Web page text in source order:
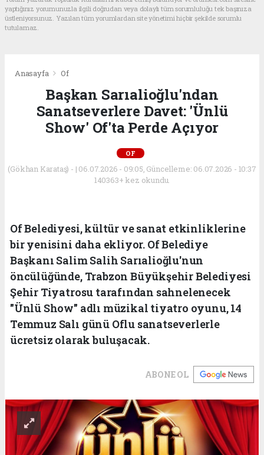
yaptığınız yorumunuzla ilgili doğrudan veya dolaylı tüm sorumluluğu tek başınıza
üstleniyorsunuz. Yazılan tüm yorumlardan site yönetimi hiçbir şekilde sorumlu
tutulamaz.
Anasayfa Of
Başkan Sarıalioğlu'ndan
Sanatseverlere Davet: 'Ünlü
Show' Of'ta Perde Açıyor
OF
(Gökhan Karataş) - | 06.07.2026 - 09:05, Güncelleme: 06.07.2026 - 10:37
140363+ kez okundu.
Of Belediyesi, kültür ve sanat etkinliklerine
bir yenisini daha ekliyor. Of Belediye
Başkanı Salim Salih Sarıalioğlu'nun
öncülüğünde, Trabzon Büyükşehir Belediyesi
Şehir Tiyatrosu tarafından sahnelenecek
"Ünlü Show" adlı müzikal tiyatro oyunu, 14
Temmuz Salı günü Oflu sanatseverlerle
ücretsiz olarak buluşacak.
ABONE OL